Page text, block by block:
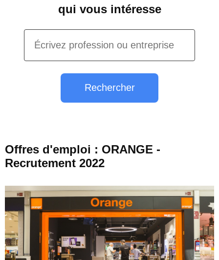
qui vous intéresse
Rechercher
Offres d'emploi : ORANGE -
Recrutement 2022